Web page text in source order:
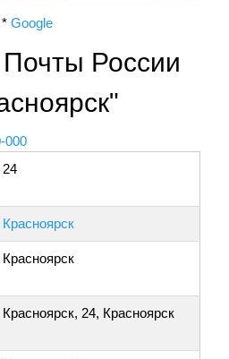
* Google
России
000
24
Красноярск
Красноярск
Красноярск, 24, Красноярск